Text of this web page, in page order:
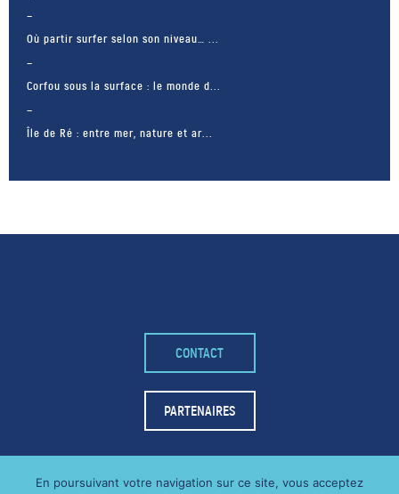
Où partir surfer selon son niveau… ...
Corfou sous la surface : le monde d...
Île de Ré : entre mer, nature et ar...
– FACEBOOK –
POUR LIKER
TA MER
CONTACT
PARTENAIRES
En poursuivant votre navigation sur ce site, vous acceptez